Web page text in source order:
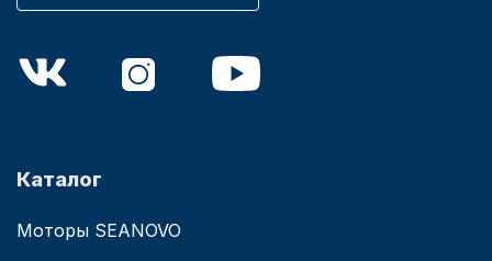
Каталог
Моторы SEANOVO